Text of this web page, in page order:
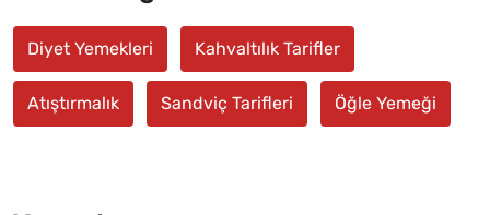
Diyet Yemekleri Kahvaltılık Tarifler
Atıştırmalık Sandviç Tarifleri Öğle Yemeği